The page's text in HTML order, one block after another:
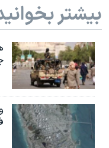
بیشتر